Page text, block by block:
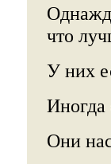
что
У них
Иногда
Они